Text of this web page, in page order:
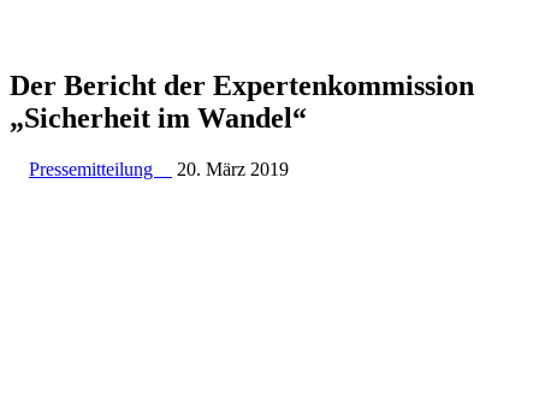
Der Bericht der Exper­ten­kom­mission
„Sicherheit im Wandel“
Pressemitteilung 20. März 2019